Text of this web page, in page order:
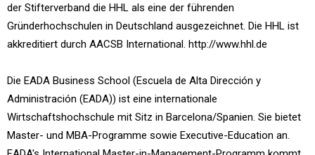
der Stifterverband die HHL als eine der führenden
Gründerhochschulen in Deutschland ausgezeichnet. Die HHL ist
akkreditiert durch AACSB International. http://www.hhl.de
Die EADA Business School (Escuela de Alta Dirección y
Administración (EADA)) ist eine internationale
Wirtschaftshochschule mit Sitz in Barcelona/Spanien. Sie bietet
Master- und MBA-Programme sowie Executive-Education an.